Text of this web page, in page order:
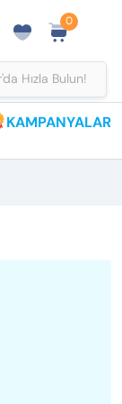
0
KAMPANYALAR